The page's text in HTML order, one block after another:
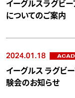
イーグルスラグビ
についてのご案内
2024.01.18
イーグルス ラグビ
験会のお知らせ